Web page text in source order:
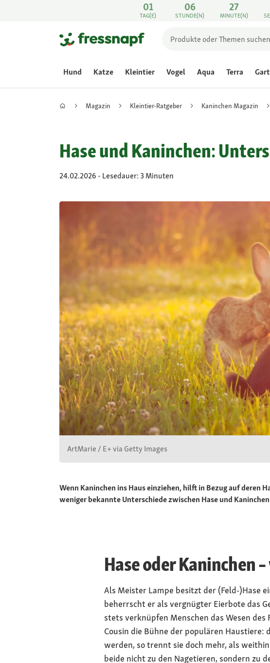
01
TAG(E)
06
STUNDE(N)
27
MINUTE(N)
Hund Katze Kleintier Vogel Aqua Terra
Magazin Kleintier-Ratgeber Kaninchen Magazin
Hase und Kaninchen:
24.02.2026 - Lesedauer: 3 Minuten
ArtMarie / E+ via Getty Images
Wenn Kaninchen ins Haus einziehen, hilft in Bezug auf deren
weniger bekannte Unterschiede zwischen Hase und
Hase oder Kaninchen
Als Meister Lampe besitzt der (Feld-)Hase
beherrscht er als vergnügter Eierbote das
stets verknüpfen Menschen das Wesen
Cousin die Bühne der populären
werden, so trennt sie doch mehr, als
beide nicht zu den Nagetieren, sondern zu